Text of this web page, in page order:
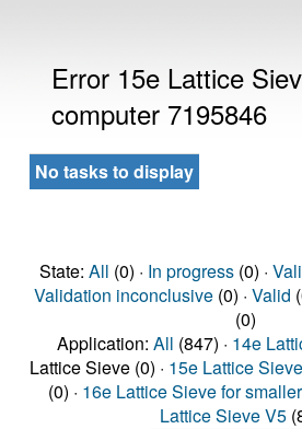
Error 15e Lattice
computer 7195846
No tasks to display
State: All (0) · In progress(0) ·
Validation inconclusive(0) · Valid
(0)
Application: All (847) · 14e
Lattice Sieve (0) · 15e Lattice
(0) · 16e Lattice Sieve for
Lattice Sieve V5